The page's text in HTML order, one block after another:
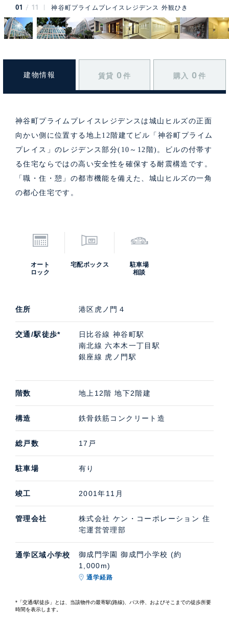
01 11 神谷町プライムプレイスレジデンス 外観ひき
建物情報 賃貸 0 件 購入 0 件
神谷町プライムプレイスレジデンスは城山ヒルズの正面
向かい側に位置する地上12階建てビル「神谷町プライム
プレイス」のレジデンス部分(10～12階)。ビルの付帯す
る住宅ならではの高い安全性を確保する耐震構造です。
「職・住・憩」の都市機能を備えた、城山ヒルズの一角
の都心住宅です。
オート
ロック
宅配ボックス
駐車場
相談
住所 港区虎ノ門４
交通/駅徒歩*
日比谷線 神谷町駅
南北線 六本木一丁目駅
銀座線 虎ノ門駅
階数 地上12階 地下2階建
構造 鉄骨鉄筋コンクリート造
総戸数 17戸
駐車場 有り
竣工 2001年11月
管理会社
株式会社 ケン・コーポレーション 住
宅運営管理部
通学区域小学校
御成門学園 御成門小学校 (約
1,000m)
通学経路
*「交通/駅徒歩」とは、当該物件の最寄駅(路線)、バス停、およびそこまでの徒歩所要
時間を表示します。